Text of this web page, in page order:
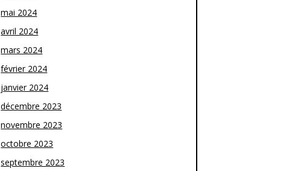
mai 2024
avril 2024
mars 2024
février 2024
janvier 2024
décembre 2023
novembre 2023
octobre 2023
septembre 2023